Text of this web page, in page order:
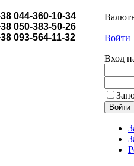
044-360-10-34
050-383-50-26
093-564-11-32
Войти
Вход